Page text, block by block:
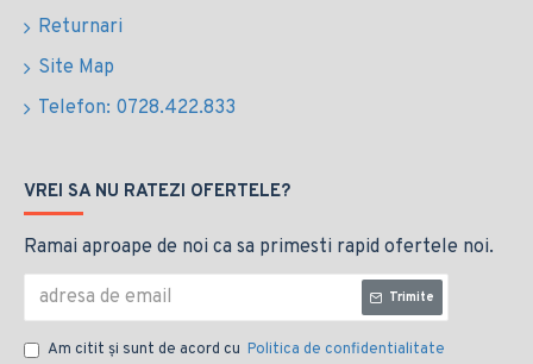
Returnari
Site Map
Telefon: 0728.422.833
VREI SA NU RATEZI OFERTELE?
Ramai aproape de noi ca sa primesti rapid ofertele noi.
Trimite
Am citit şi sunt de acord cu Politica de confidentialitate